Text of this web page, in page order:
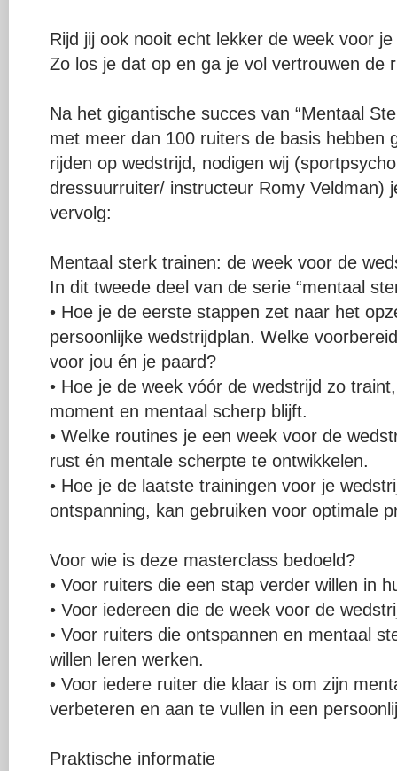
Rijd jij ook nooit echt lekker de week voor
Zo los je dat op en ga je vol vertrouwen de
Na het gigantische succes van “Mentaal
met meer dan 100 ruiters de basis hebben
rijden op wedstrijd, nodigen wij
dressuurruiter/ instructeur Romy Veldman)
vervolg:
Mentaal sterk trainen: de week voor de
In dit tweede deel van de serie “mentaal
• Hoe je de eerste stappen zet naar het
persoonlijke wedstrijdplan. Welke
voor jou én je paard?
• Hoe je de week vóór de wedstrijd zo
moment en mentaal scherp blijft.
• Welke routines je een week voor de
rust én mentale scherpte te ontwikkelen.
• Hoe je de laatste trainingen voor je
ontspanning, kan gebruiken voor optimale
Voor wie is deze masterclass bedoeld?
• Voor ruiters die een stap verder willen in
• Voor iedereen die de week voor de
• Voor ruiters die ontspannen en mentaal
willen leren werken.
• Voor iedere ruiter die klaar is om zijn
verbeteren en aan te vullen in een
Praktische informatie